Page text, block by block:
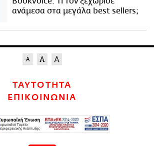
ανάμεσα στα μεγάλα best sellers;
ΤΑΥΤΟΤΗΤΑ
ΕΠΙΚΟΙΝΩΝΙΑ